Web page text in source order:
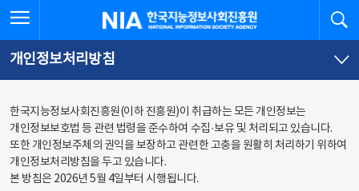
바로가기
바로가기
한국지능정보사회진흥원
개인정보처리방침
한국지능정보사회진흥원(이하 진흥원)이 취급하는 모든 개인정보는
개인정보보호법 등 관련 법령을 준수하여 수집·보유 및 처리되고 있습니다.
또한 개인정보주체의 권익을 보장하고 관련한 고충을 원활히 처리하기 위하여
개인정보처리방침을 두고 있습니다.
본 방침은 2026년 5월 4일부터 시행됩니다.